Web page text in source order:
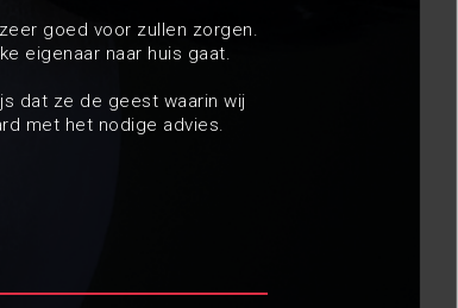
goed voor zullen zorgen.
eigenaar naar huis gaat.
dat ze de geest waarin wij
met het nodige advies.